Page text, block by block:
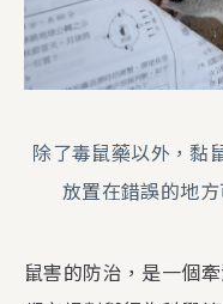
除了毒鼠藥以外，黏
放置在錯誤的地
鼠害的防治，是一個